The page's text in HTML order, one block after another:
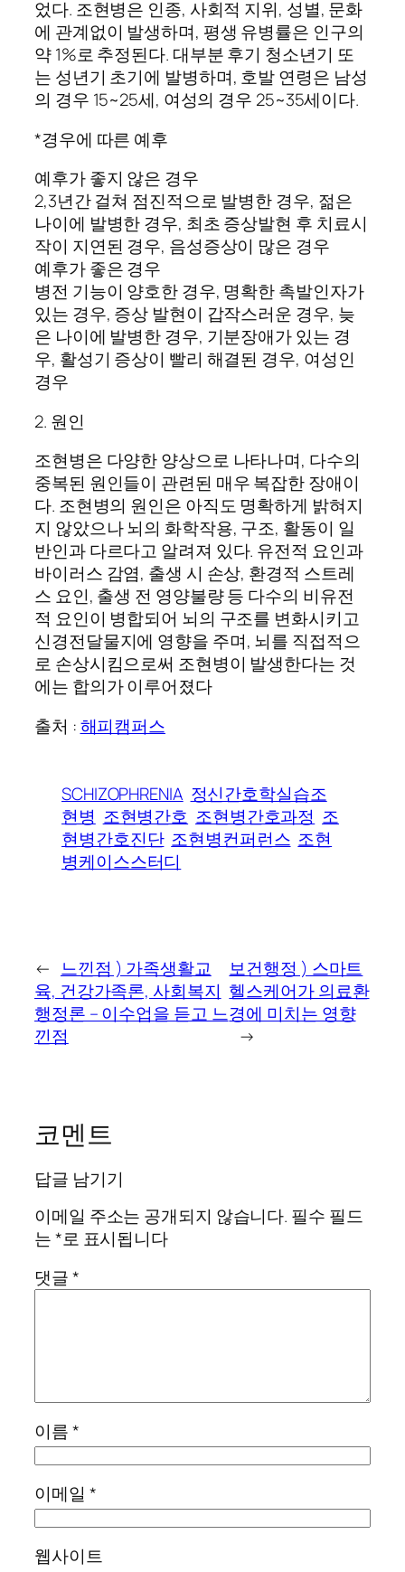
었다. 조현병은 인종, 사회적 지위, 성별, 문화
에 관계없이 발생하며, 평생 유병률은 인구의
약 1%로 추정된다. 대부분 후기 청소년기 또
는 성년기 초기에 발병하며, 호발 연령은 남성
의 경우 15~25세, 여성의 경우 25~35세이다.
*경우에 따른 예후
예후가 좋지 않은 경우
2,3년간 걸쳐 점진적으로 발병한 경우, 젊은
나이에 발병한 경우, 최초 증상발현 후 치료시
작이 지연된 경우, 음성증상이 많은 경우
예후가 좋은 경우
병전 기능이 양호한 경우, 명확한 촉발인자가
있는 경우, 증상 발현이 갑작스러운 경우, 늦
은 나이에 발병한 경우, 기분장애가 있는 경
우, 활성기 증상이 빨리 해결된 경우, 여성인
경우
2. 원인
조현병은 다양한 양상으로 나타나며, 다수의
중복된 원인들이 관련된 매우 복잡한 장애이
다. 조현병의 원인은 아직도 명확하게 밝혀지
지 않았으나 뇌의 화학작용, 구조, 활동이 일
반인과 다르다고 알려져 있다. 유전적 요인과
바이러스 감염, 출생 시 손상, 환경적 스트레
스 요인, 출생 전 영양불량 등 다수의 비유전
적 요인이 병합되어 뇌의 구조를 변화시키고
신경전달물지에 영향을 주며, 뇌를 직접적으
로 손상시킴으로써 조현병이 발생한다는 것
에는 합의가 이루어졌다
출처 :해피캠퍼스
SCHIZOPHRENIA 정신간호학실습조
현병 조현병간호 조현병간호과정 조
현병간호진단 조현병컨퍼런스 조현
병케이스스터디
← 느낀점 ) 가족생활교
육, 건강가족론, 사회복지
행정론 – 이수업을 듣고 느
낀점
보건행정 ) 스마트
헬스케어가 의료환
경에 미치는 영향
→
코멘트
답글 남기기
이메일 주소는 공개되지 않습니다. 필수 필드
는*로 표시됩니다
댓글*
이름*
이메일 *
웹사이트